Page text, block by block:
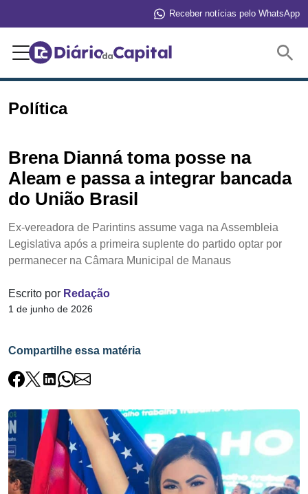
Receber notícias pelo WhatsApp
Política
Brena Dianná toma posse na
Aleam e passa a integrar bancada
do União Brasil
Ex-vereadora de Parintins assume vaga na Assembleia
Legislativa após a primeira suplente do partido optar por
permanecer na Câmara Municipal de Manaus
Escrito por Redação
1 de junho de 2026
Compartilhe essa matéria